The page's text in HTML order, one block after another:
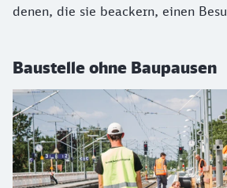
denen, die sie beackern, einen
Baustelle ohne Baupausen